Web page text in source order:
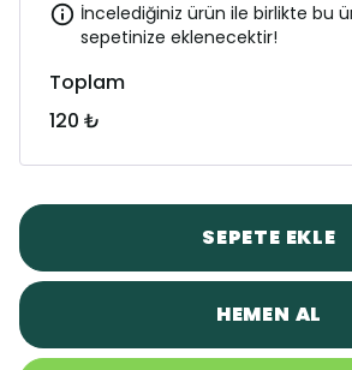
İncelediğiniz ürün ile birlikte bu
sepetinize eklenecektir!
Toplam
120 ₺
SEPETE EKLE
HEMEN AL